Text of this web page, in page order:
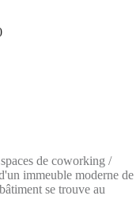
de coworking /
immeuble moderne de
se trouve au